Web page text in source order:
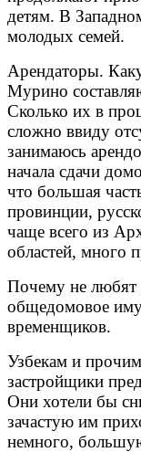
детям. В
молодых семей.
Арендаторы.
Мурино
Сколько их в
сложно ввиду
занимаюсь
начала сдачи
что большая
провинции,
чаще всего из
областей, много
Почему не любят
общедомовое
временщиков.
Узбекам и прочим
застройщики
Они хотели бы
зачастую им
немного,